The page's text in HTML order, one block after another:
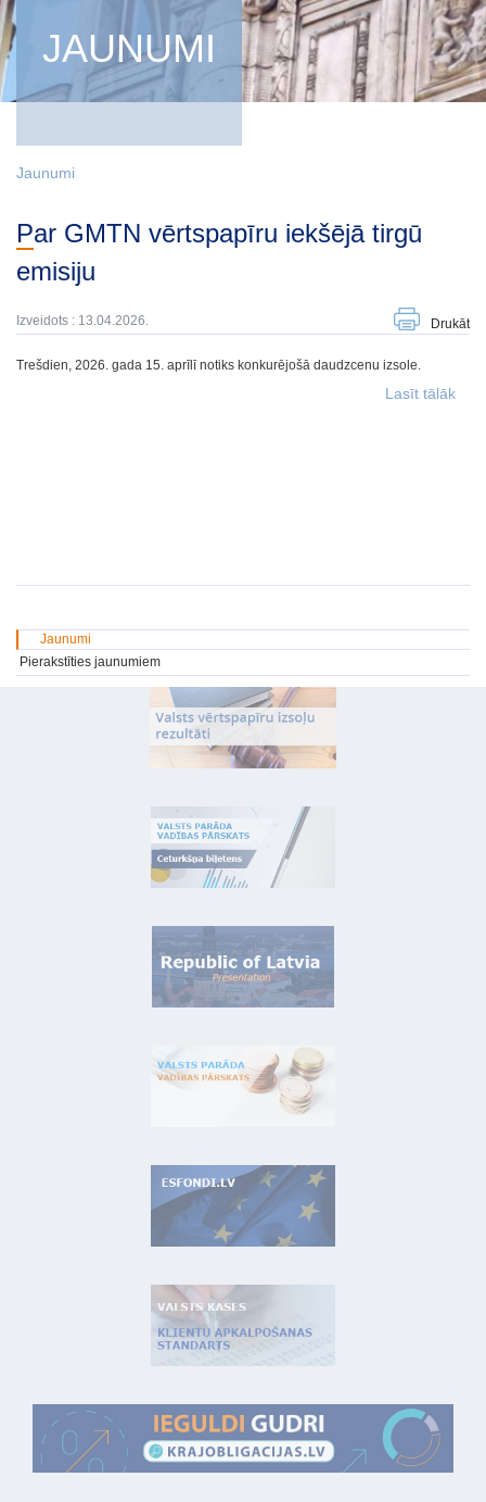
JAUNUMI
Jaunumi
Par GMTN vērtspapīru iekšējā tirgū
emisiju
Izveidots : 13.04.2026. Drukāt
Trešdien, 2026. gada 15. aprīlī notiks konkurējošā daudzcenu izsole.
Lasīt tālāk
Jaunumi
Pierakstīties jaunumiem